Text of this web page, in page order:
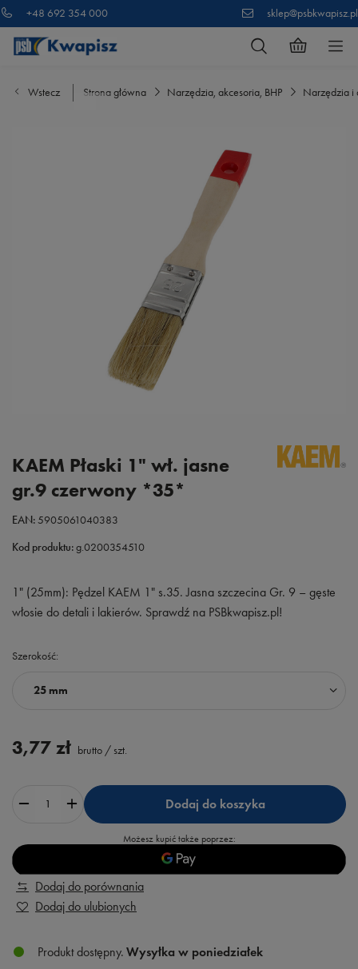
+48 692 354 000 sklep@psbkwapisz.pl
Wstecz Strona główna Narzędzia, akcesoria, BHP Narzędzia i
KAEM Płaski 1" wł. jasne
gr.9 czerwony *35*
EAN:5905061040383
Kod produktu:g.0200354510
1" (25mm): Pędzel KAEM 1" s.35. Jasna szczecina Gr. 9 – gęste
włosie do detali i lakierów. Sprawdź na PSBkwapisz.pl!
Szerokość
25 mm
3,77 zł brutto / szt.
Dodaj do koszyka
Możesz kupić także poprzez:
Dodaj do porównania
Dodaj do ulubionych
Produkt dostępny Wysyłka w poniedziałek